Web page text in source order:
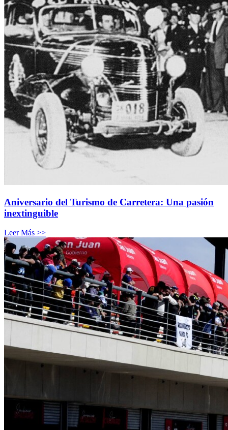
Aniversario del Turismo de Carretera: Una pasión
inextinguible
Leer Más >>